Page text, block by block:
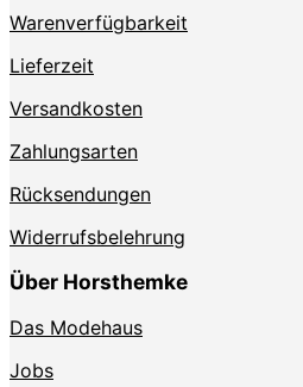
Warenverfügbarkeit
Lieferzeit
Versandkosten
Zahlungsarten
Rücksendungen
Widerrufsbelehrung
Über Horsthemke
Das Modehaus
Jobs